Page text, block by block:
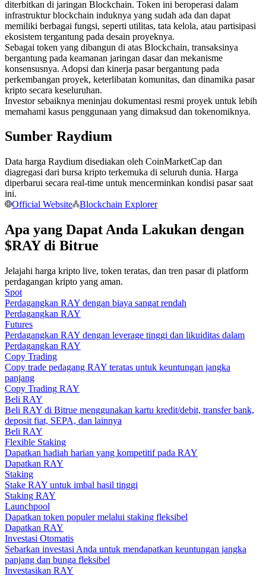
Copy Trading
Bergabunglah dengan pedagang top
Nikmati pembagian keuntungan dan komisi copy trading
Analisis data besar termasuk info perdagangan, dll.
Memandu
Panduan Pemula Berjangka
Strategi perdagangan
diterbitkan di jaringan Blockchain. Token ini beroperasi dalam
infrastruktur blockchain induknya yang sudah ada dan dapat
memiliki berbagai fungsi, seperti utilitas, tata kelola, atau partisipasi
ekosistem tergantung pada desain proyeknya.
Sebagai token yang dibangun di atas Blockchain, transaksinya
bergantung pada keamanan jaringan dasar dan mekanisme
konsensusnya. Adopsi dan kinerja pasar bergantung pada
perkembangan proyek, keterlibatan komunitas, dan dinamika pasar
kripto secara keseluruhan.
Investor sebaiknya meninjau dokumentasi resmi proyek untuk lebih
memahami kasus penggunaan yang dimaksud dan tokenomiknya.
Sumber Raydium
Data harga Raydium disediakan oleh CoinMarketCap dan
diagregasi dari bursa kripto terkemuka di seluruh dunia. Harga
diperbarui secara real-time untuk mencerminkan kondisi pasar saat
ini.
Official Website
Blockchain Explorer
Apa yang Dapat Anda Lakukan dengan
$RAY di Bitrue
Jelajahi harga kripto live, token teratas, dan tren pasar di platform
perdagangan kripto yang aman.
Spot
Perdagangkan RAY dengan biaya sangat rendah
Perdagangkan RAY
Futures
Perdagangkan RAY dengan leverage tinggi dan likuiditas dalam
Perdagangkan RAY
Copy Trading
Copy trade pedagang RAY teratas untuk keuntungan jangka
panjang
Copy Trading RAY
Beli RAY
Beli RAY di Bitrue menggunakan kartu kredit/debit, transfer bank,
deposit fiat, SEPA, dan lainnya
Beli RAY
Flexible Staking
Dapatkan hadiah harian yang kompetitif pada RAY
Dapatkan RAY
Staking
Stake RAY untuk imbal hasil tinggi
Staking RAY
Launchpool
Dapatkan token populer melalui staking fleksibel
Dapatkan RAY
Investasi Otomatis
Sebarkan investasi Anda untuk mendapatkan keuntungan jangka
panjang dan bunga fleksibel
Investasikan RAY